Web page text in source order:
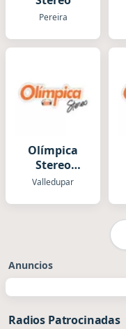
Pereira
Olímpica
Stereo
Valledupar
Valledupar
Anuncios
Radios Patrocinadas